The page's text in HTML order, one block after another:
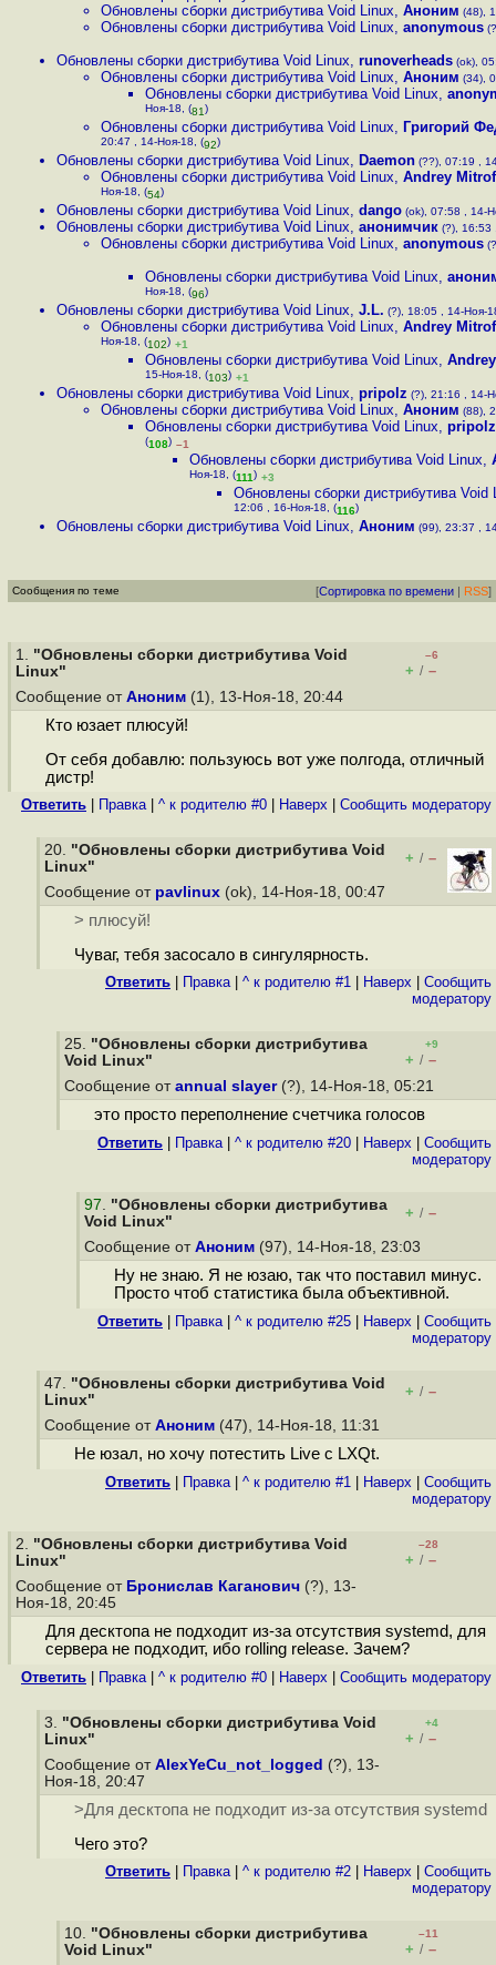
Обновлены сборки дистрибутива Void Linux, Аноним (48),
Обновлены сборки дистрибутива Void Linux, anonymous
Обновлены сборки дистрибутива Void Linux, runoverheads (ok),
Обновлены сборки дистрибутива Void Linux, Аноним (34),
Обновлены сборки дистрибутива Void Linux,
Ноя-18, (81)
Обновлены сборки дистрибутива Void Linux, Григорий
20:47 , 14-Ноя-18, (92)
Обновлены сборки дистрибутива Void Linux, Daemon (??), 07:19 ,
Обновлены сборки дистрибутива Void Linux, Andrey
Ноя-18, (54)
Обновлены сборки дистрибутива Void Linux, dango (ok), 07:58 , 14-
Обновлены сборки дистрибутива Void Linux, анонимчик (?), 16:53
Обновлены сборки дистрибутива Void Linux, anonymous
Обновлены сборки дистрибутива Void Linux,
Ноя-18, (96)
Обновлены сборки дистрибутива Void Linux, J.L. (?), 18:05 , 14-Ноя-
Обновлены сборки дистрибутива Void Linux, Andrey
Ноя-18, (102) +1
Обновлены сборки дистрибутива Void Linux,
15-Ноя-18, (103) +1
Обновлены сборки дистрибутива Void Linux, pripolz (?), 21:16 , 14-
Обновлены сборки дистрибутива Void Linux, Аноним (88),
Обновлены сборки дистрибутива Void Linux, pripolz
(108) –1
Обновлены сборки дистрибутива Void Linux,
Ноя-18, (111) +3
Обновлены сборки дистрибутива Void
12:06 , 16-Ноя-18, (116)
Обновлены сборки дистрибутива Void Linux, Аноним (99), 23:37 ,
Сообщения по теме [Сортировка по времени | RSS]
1. "Обновлены сборки дистрибутива Void
Linux"
–6
+ / –
Сообщение от Аноним (1), 13-Ноя-18, 20:44
Кто юзает плюсуй!
От себя добавлю: пользуюсь вот уже полгода, отличный
дистр!
Ответить Правка| ^ к родителю #0 Наверх Cообщить модератору
20. "Обновлены сборки дистрибутива Void
Linux"
+ / –
Сообщение от pavlinux (ok), 14-Ноя-18, 00:47
> плюсуй!
Чуваг, тебя засосало в сингулярность.
Ответить Правка| ^ к родителю #1 Наверх
Cообщить
модератору
25. "Обновлены сборки дистрибутива
Void Linux"
+9
+ / –
Сообщение от annual slayer(?), 14-Ноя-18, 05:21
это просто переполнение счетчика голосов
Ответить Правка| ^ к родителю #20 Наверх
Cообщить
модератору
97. "Обновлены сборки дистрибутива
Void Linux"
+ / –
Сообщение от Аноним (97), 14-Ноя-18, 23:03
Ну не знаю. Я не юзаю, так что поставил минус.
Просто чтоб статистика была объективной.
Ответить Правка| ^ к родителю #25 Наверх
Cообщить
модератору
47. "Обновлены сборки дистрибутива Void
Linux"
+ / –
Сообщение от Аноним (47), 14-Ноя-18, 11:31
Не юзал, но хочу потестить Live с LXQt.
Ответить Правка| ^ к родителю #1 Наверх
Cообщить
модератору
2. "Обновлены сборки дистрибутива Void
Linux"
–28
+ / –
Сообщение от Бронислав Каганович (?), 13-
Ноя-18, 20:45
Для десктопа не подходит из-за отсутствия systemd, для
сервера не подходит, ибо rolling release. Зачем?
Ответить Правка| ^ к родителю #0 Наверх Cообщить модератору
3. "Обновлены сборки дистрибутива Void
Linux"
+4
+ / –
Сообщение от AlexYeCu_not_logged (?), 13-
Ноя-18, 20:47
>Для десктопа не подходит из-за отсутствия systemd
Чего это?
Ответить Правка| ^ к родителю #2 Наверх
Cообщить
модератору
10. "Обновлены сборки дистрибутива
Void Linux"
–11
+ / –